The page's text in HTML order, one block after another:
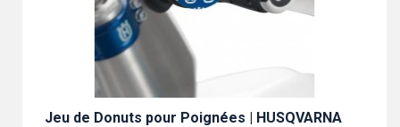
Jeu de Donuts pour Poignées | HUSQVARNA